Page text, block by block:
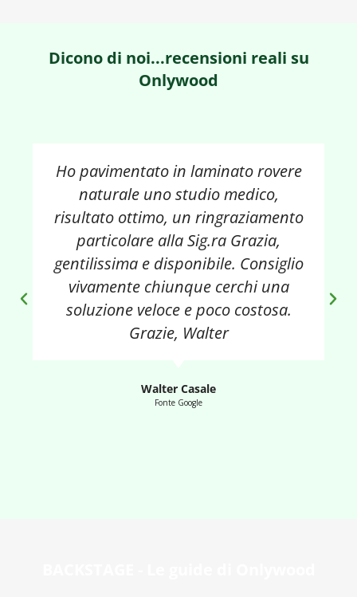
Dicono di noi...recensioni reali su
Onlywood
Ho pavimentato in laminato rovere
naturale uno studio medico,
risultato ottimo, un ringraziamento
particolare alla Sig.ra Grazia,
gentilissima e disponibile. Consiglio
vivamente chiunque cerchi una
soluzione veloce e poco costosa.
Grazie, Walter
Walter Casale
Fonte Google